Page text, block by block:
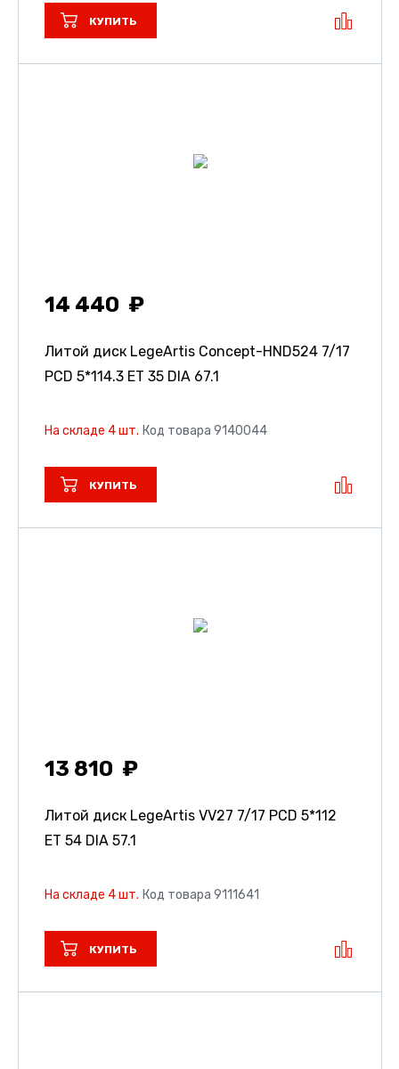
КУПИТЬ
14 440
Литой диск LegeArtis Concept-HND524 7/17
PCD 5*114.3 ET 35 DIA 67.1
На складе 4 шт. Код товара 9140044
КУПИТЬ
13 810
Литой диск LegeArtis VV27 7/17 PCD 5*112
ET 54 DIA 57.1
На складе 4 шт. Код товара 9111641
КУПИТЬ